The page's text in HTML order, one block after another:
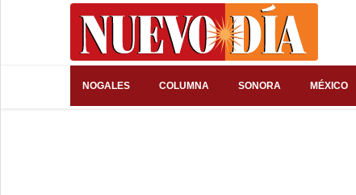
NOGALES COLUMNA SONORA MÉXICO